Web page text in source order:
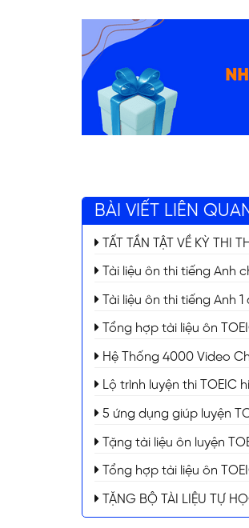
BÀI VIẾT LIÊN
TẤT TẦN TẬT VỀ KỲ
Tài liệu ôn thi tiếng Anh
Tài liệu ôn thi tiếng Anh
Tổng hợp tài liệu ôn
Hệ Thống 4000 Video
Lộ trình luyện thi TOEIC
5 ứng dụng giúp luyện
Tặng tài liệu ôn luyện
Tổng hợp tài liệu ôn
TẶNG BỘ TÀI LIỆU TỰ